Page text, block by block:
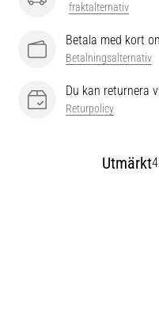
fraktalternativ
Betala med kort
Betalningsalternativ
Du kan returnera
Returpolicy
Utmärkt